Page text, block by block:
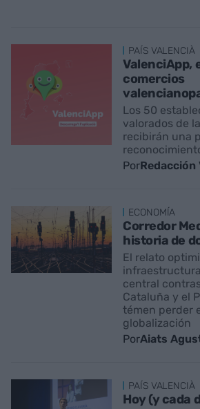
PAÍS VALENCIÀ
ValenciApp,
comercios
Los 50
valorados de
recibirán una
PorRedacción
ECONOMÍA
Corredor
historia de
El relato
central
Cataluña y el
témen perder
globalización
PorAiats
PAÍS VALENCIÀ
Hoy (y cada